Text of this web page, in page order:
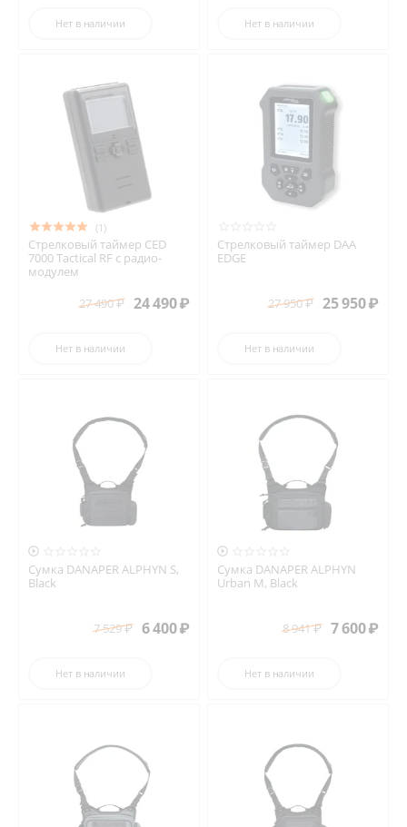
Нет в наличии Нет в наличии
(1)
Стрелковый таймер CED
7000 Tactical RF с радио-
модулем
27 490₽ 24 490₽
Нет в наличии
Стрелковый таймер DAA
EDGE
27 950₽ 25 950₽
Нет в наличии

Сумка DANAPER ALPHYN S,
Black
7 529₽ 6 400₽
Нет в наличии

Сумка DANAPER ALPHYN
Urban M, Black
8 941₽ 7 600₽
Нет в наличии